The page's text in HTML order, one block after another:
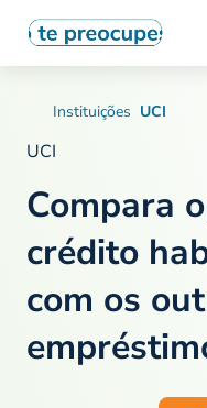
Instituições UCI
UCI
Compara
crédito
com os